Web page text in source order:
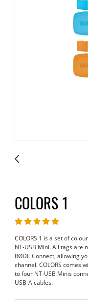
COLORS 1
COLORS 1 is a set of
NT-USB Mini. All tags are
RØDE Connect, allowing
channel. COLORS comes
to four NT-USB Minis
USB-A cables.